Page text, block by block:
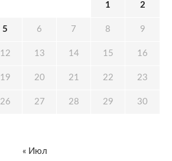
1 2
5 6 7 8 9
12 13 14 15 16
19 20 21 22 23
26 27 28 29 30
« Июл